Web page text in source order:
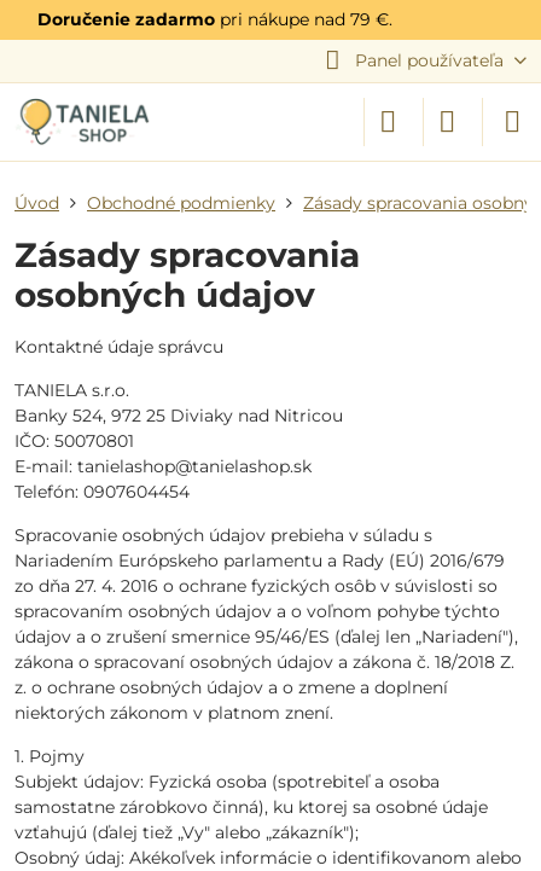
Doručenie zadarmo pri nákupe nad 79 €.
Panel používateľa
Úvod Obchodné podmienky Zásady spracovania
Zásady spracovania
osobných údajov
Kontaktné údaje správcu
TANIELA s.r.o.
Banky 524, 972 25 Diviaky nad Nitricou
IČO: 50070801
E-mail: tanielashop@tanielashop.sk
Telefón: 0907604454
Spracovanie osobných údajov prebieha v súladu s
Nariadením Európskeho parlamentu a Rady (EÚ) 2016/679
zo dňa 27. 4. 2016 o ochrane fyzických osôb v súvislosti so
spracovaním osobných údajov a o voľnom pohybe týchto
údajov a o zrušení smernice 95/46/ES (ďalej len „Nariadení"),
zákona o spracovaní osobných údajov a zákona č. 18/2018 Z.
z. o ochrane osobných údajov a o zmene a doplnení
niektorých zákonom v platnom znení.
1. Pojmy
Subjekt údajov: Fyzická osoba (spotrebiteľ a osoba
samostatne zárobkovo činná), ku ktorej sa osobné údaje
vzťahujú (ďalej tiež „Vy" alebo „zákazník");
Osobný údaj: Akékoľvek informácie o identifikovanom alebo